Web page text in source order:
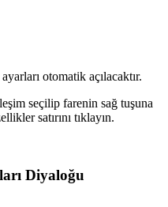
otomatik açılacaktır.
seçilip farenin sağ tuşuna
satırını tıklayın.
Diyaloğu